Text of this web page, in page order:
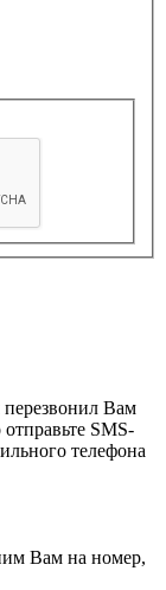
Вам
SMS-
телефона
Вам на номер,